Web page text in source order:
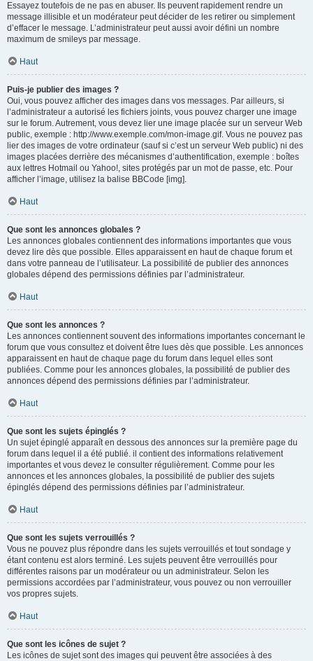
Essayez toutefois de ne pas en abuser. Ils peuvent rapidement rendre un
message illisible et un modérateur peut décider de les retirer ou simplement
d’effacer le message. L’administrateur peut aussi avoir défini un nombre
maximum de smileys par message.
Haut
Puis-je publier des images ?
Oui, vous pouvez afficher des images dans vos messages. Par ailleurs, si
l’administrateur a autorisé les fichiers joints, vous pouvez charger une image
sur le forum. Autrement, vous devez lier une image placée sur un serveur Web
public, exemple : http://www.exemple.com/mon-image.gif. Vous ne pouvez pas
lier des images de votre ordinateur (sauf si c’est un serveur Web public) ni des
images placées derrière des mécanismes d’authentification, exemple : boîtes
aux lettres Hotmail ou Yahoo!, sites protégés par un mot de passe, etc. Pour
afficher l’image, utilisez la balise BBCode [img].
Haut
Que sont les annonces globales ?
Les annonces globales contiennent des informations importantes que vous
devez lire dès que possible. Elles apparaissent en haut de chaque forum et
dans votre panneau de l’utilisateur. La possibilité de publier des annonces
globales dépend des permissions définies par l’administrateur.
Haut
Que sont les annonces ?
Les annonces contiennent souvent des informations importantes concernant le
forum que vous consultez et doivent être lues dès que possible. Les annonces
apparaissent en haut de chaque page du forum dans lequel elles sont
publiées. Comme pour les annonces globales, la possibilité de publier des
annonces dépend des permissions définies par l’administrateur.
Haut
Que sont les sujets épinglés ?
Un sujet épinglé apparaît en dessous des annonces sur la première page du
forum dans lequel il a été publié. il contient des informations relativement
importantes et vous devez le consulter régulièrement. Comme pour les
annonces et les annonces globales, la possibilité de publier des sujets
épinglés dépend des permissions définies par l’administrateur.
Haut
Que sont les sujets verrouillés ?
Vous ne pouvez plus répondre dans les sujets verrouillés et tout sondage y
étant contenu est alors terminé. Les sujets peuvent être verrouillés pour
différentes raisons par un modérateur ou un administrateur. Selon les
permissions accordées par l’administrateur, vous pouvez ou non verrouiller
vos propres sujets.
Haut
Que sont les icônes de sujet ?
Les icônes de sujet sont des images qui peuvent être associées à des